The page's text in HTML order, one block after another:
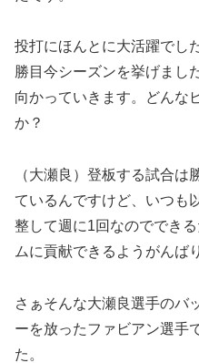
投打にほんとに大活躍でし
勝目今シーズンを挙げまし
向かっていきます。どんな
か？
（大瀬良）登板する試合は
ているんですけど、いつも
整して週に1回なのででき
ムに貢献できるようがんば
さぁそんな大瀬良選手のバ
ーを放ったファビアン選手
た。